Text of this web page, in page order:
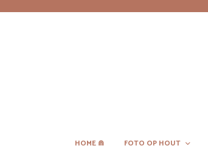
HOME ⋒ FOTO OP HOUT